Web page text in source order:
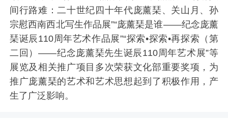
间行路难：二十世纪四十年代庞薰琹、关山月、孙
宗慰西南西北写生作品展”“庞薰琹是谁——纪念庞薰
琹诞辰110周年艺术作品展”“探索•探索•再探索（第
二回）——纪念庞薰琹先生诞辰110周年艺术展”等
展览及相关推广项目多次荣获文化部重要奖项，为
推广庞薰琹的艺术和艺术思想起到了积极作用，产
生了广泛影响。